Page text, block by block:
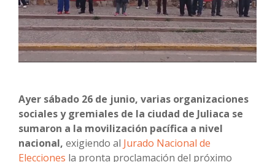
Ayer sábado 26 de junio, varias organizaciones
sociales y gremiales de la ciudad de Juliaca se
sumaron a la movilización pacífica a nivel
nacional, exigiendo al Jurado Nacional de
Elecciones la pronta proclamación del próximo